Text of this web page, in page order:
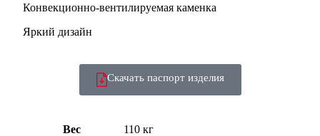
Конвекционно-вентилируемая каменка
Яркий дизайн
Скачать паспорт изделия
Вес 110 кг